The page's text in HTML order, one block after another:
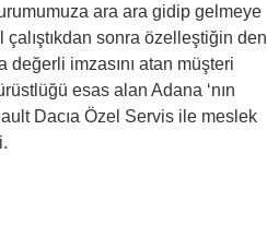
ara ara gidip gelmeye
çalıştıkdan sonra özelleştiğin den
değerli imzasını atan müşteri
esas alan Adana ‘nın
Dacıa Özel Servis ile meslek